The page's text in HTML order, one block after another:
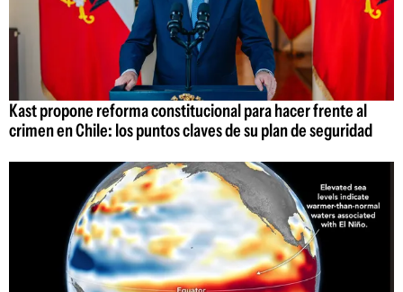
Kast propone reforma constitucional para hacer frente al
crimen en Chile: los puntos claves de su plan de seguridad